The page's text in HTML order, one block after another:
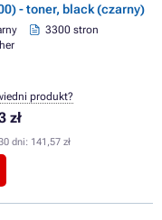
- toner, black (czarny)
3300 stron
zł
dni: 141,57 zł
produkt?